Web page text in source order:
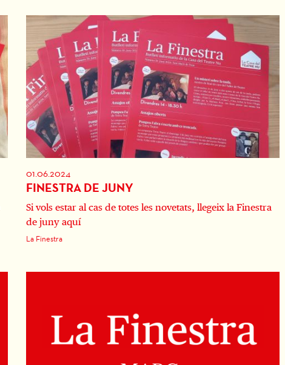
01.06.2024
FINESTRA DE JUNY
Si vols estar al cas de totes les novetats, llegeix la Finestra
de juny aquí
La Finestra